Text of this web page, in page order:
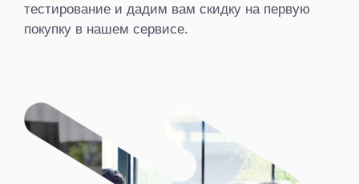
тестирование и дадим вам скидку на первую
покупку в нашем сервисе.